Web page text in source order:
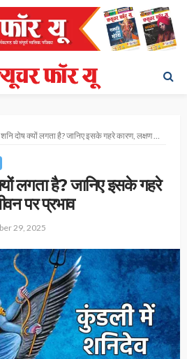
दोष क्यों लगता है? जानिए इसके गहरे कारण, लक्षण और जीवन पर प्रभाव
लगता है? जानिए इसके गहरे
पर प्रभाव
29, 2025